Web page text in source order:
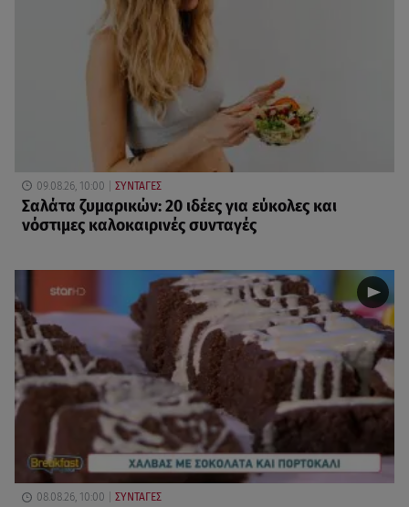
09.08.26, 10:00 ΣΥΝΤΑΓΕΣ
Σαλάτα ζυμαρικών: 20 ιδέες για εύκολες και
νόστιμες καλοκαιρινές συνταγές
08.08.26, 10:00 ΣΥΝΤΑΓΕΣ